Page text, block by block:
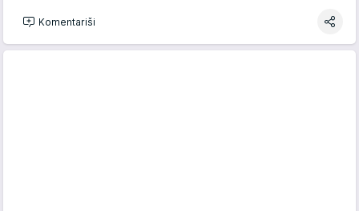
Komentariši